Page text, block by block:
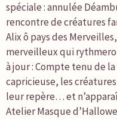
spéciale : annulée
rencontre de créatures
Alix ô pays des
merveilleux qui
à jour : Compte tenu de
capricieuse, les
leur repère… et
Atelier Masque